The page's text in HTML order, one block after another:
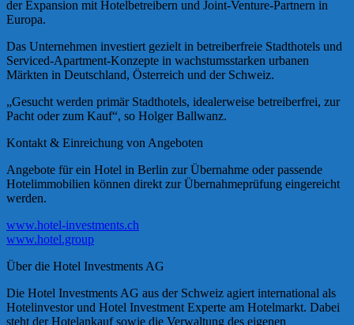
der Expansion mit Hotelbetreibern und Joint-Venture-Partnern in
Europa.
Das Unternehmen investiert gezielt in betreiberfreie Stadthotels und
Serviced-Apartment-Konzepte in wachstumsstarken urbanen
Märkten in Deutschland, Österreich und der Schweiz.
„Gesucht werden primär Stadthotels, idealerweise betreiberfrei, zur
Pacht oder zum Kauf“, so Holger Ballwanz.
Kontakt & Einreichung von Angeboten
Angebote für ein Hotel in Berlin zur Übernahme oder passende
Hotelimmobilien können direkt zur Übernahmeprüfung eingereicht
werden.
www.hotel-investments.ch
www.hotel.group
Über die Hotel Investments AG
Die Hotel Investments AG aus der Schweiz agiert international als
Hotelinvestor und Hotel Investment Experte am Hotelmarkt. Dabei
steht der Hotelankauf sowie die Verwaltung des eigenen